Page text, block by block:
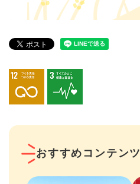
おすすめコンテンツ